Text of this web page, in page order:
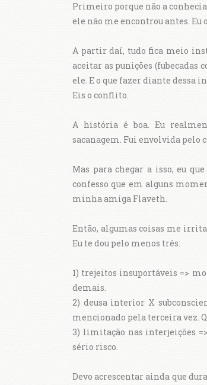
Primeiro porque não a
ele não me encontrou antes.
A partir daí, tudo fica meio
aceitar as punições (fubecadas
ele. E o que fazer diante dessa
Eis o conflito.
A história é boa. Eu
sacanagem. Fui envolvida pelo
Mas para chegar a isso, eu
confesso que em alguns
minha amiga Flaveth.
Então, algumas coisas me
Eu te dou pelo menos três:
1) trejeitos insuportáveis =>
demais.
2) deusa interior X
mencionado pela terceira vez.
3) limitação nas interjeições
sério risco.
Devo acrescentar ainda que